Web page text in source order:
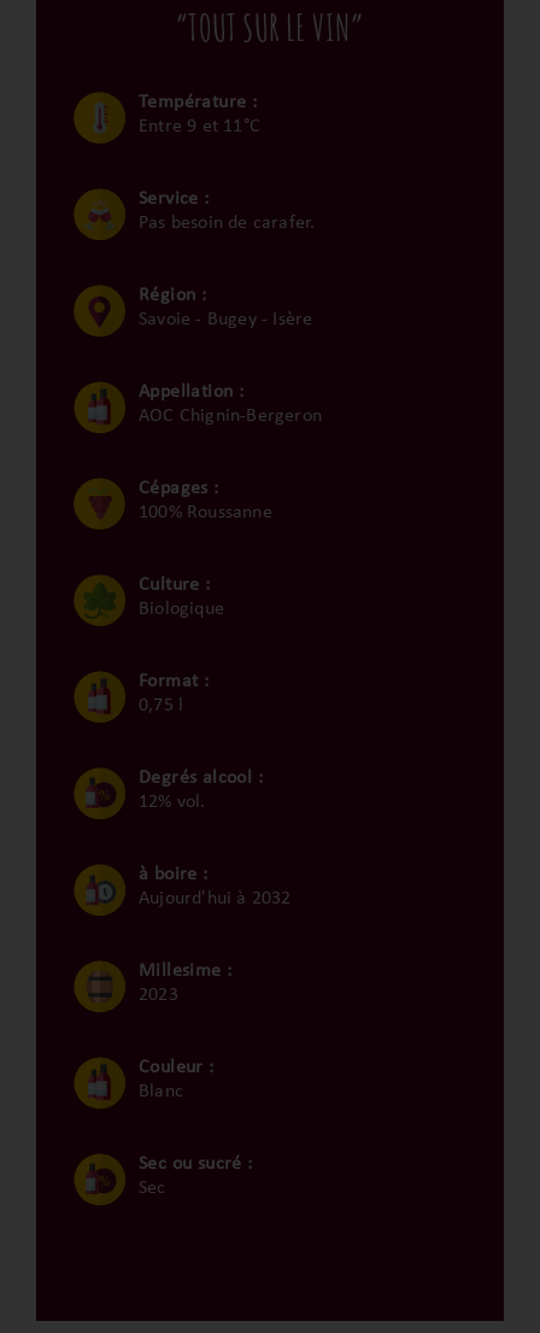
“TOUT SUR LE VIN”
Température :
Entre 9 et 11°C
Service :
Pas besoin de carafer.
Région :
Savoie - Bugey - Isère
Appellation :
AOC Chignin-Bergeron
Cépages :
100% Roussanne
Culture :
Biologique
Format :
0,75 l
Degrés alcool :
12% vol.
à boire :
Aujourd'hui à 2032
Millesime :
2023
Couleur :
Blanc
Sec ou sucré :
Sec